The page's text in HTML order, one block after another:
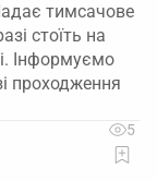
тимсачове
стоїть на
Інформуємо
проходження
5